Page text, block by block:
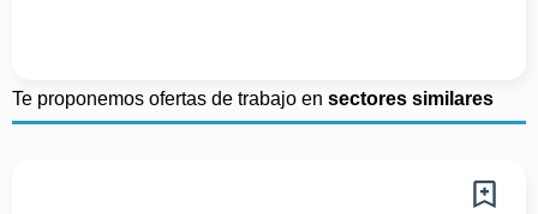
Te proponemos ofertas de trabajo en sectores similares